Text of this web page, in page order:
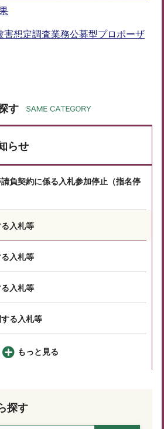
害想定調査業務公募型プロポーザ
す
らせ
負契約に係る入札参加停止（指名停
入札等
入札等
入札等
る入札等
もっと見る
探す